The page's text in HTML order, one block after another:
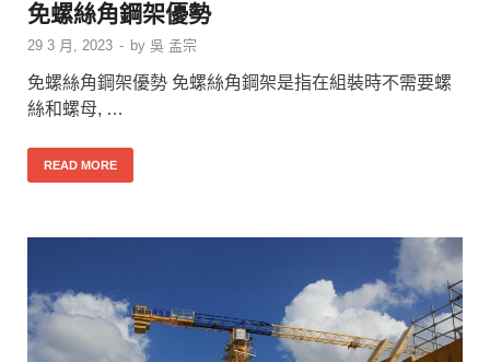
免螺絲角鋼架優勢
29 3 月, 2023 - by 吳 孟宗
免螺絲角鋼架優勢 免螺絲角鋼架是指在組裝時不需要螺
絲和螺母, …
READ MORE